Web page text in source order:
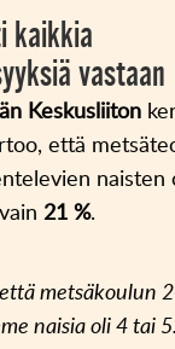
kaikkia
vastaan
Keskusliiton
että
naisten
21 %.
metsäkoulun
naisia oli 4 tai